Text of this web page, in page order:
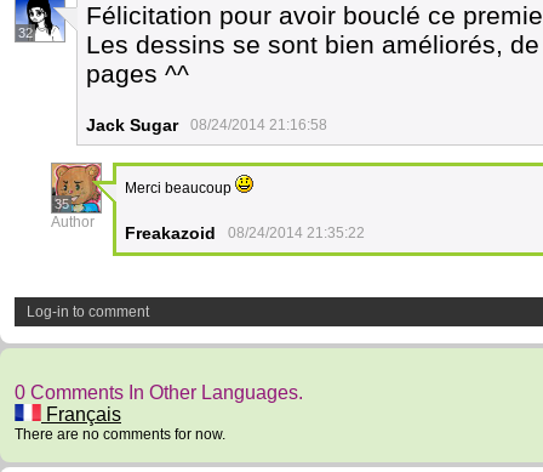
32
Félicitation pour avoir bouclé ce
Les dessins se sont bien améliorés,
pages ^^
Jack Sugar 08/24/2014 21:16:58
35
Author
Merci beaucoup
Freakazoid 08/24/2014 21:35:22
Log-in to comment
0 Comments In Other Languages.
Français
There are no comments for now.